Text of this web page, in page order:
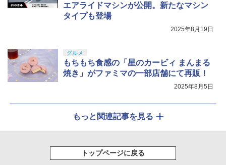
エアライドマシンが公開。新たなマシン
タイプも登場
2025年8月19日
グルメ
もちもち食感の「星のカービィ まんまる
焼き」がファミマの一部店舗にて再販！
2025年8月5日
もっと関連記事を見る
トップページに戻る